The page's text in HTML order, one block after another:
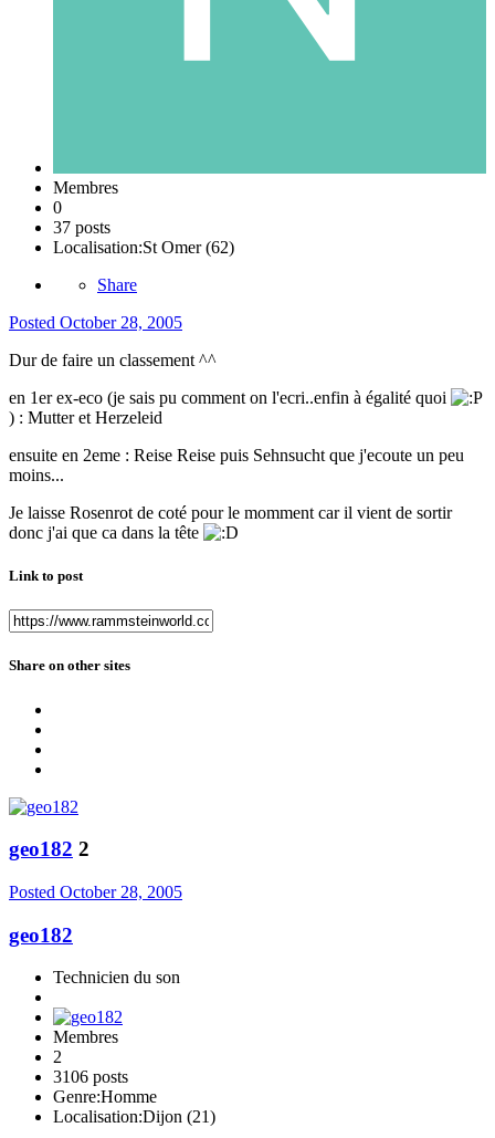
Membres
0
37 posts
Localisation:St Omer (62)
Share
Posted October 28, 2005
Dur de faire un classement ^^
en 1er ex-eco (je sais pu comment on l'ecri..enfin à égalité quoi
) : Mutter et Herzeleid
ensuite en 2eme : Reise Reise puis Sehnsucht que j'ecoute un peu
moins...
Je laisse Rosenrot de coté pour le momment car il vient de sortir
donc j'ai que ca dans la tête
Link to post
Share on other sites
geo182 2
Posted October 28, 2005
geo182
Technicien du son
Membres
2
3106 posts
Genre:Homme
Localisation:Dijon (21)